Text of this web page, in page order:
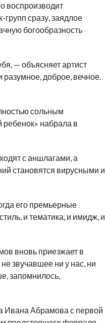
воспроизводит
групп сразу, заядлое
богообразность
— объясняет артист
разумное, доброе, вечное.
сольным
набрала в
с аншлагами, а
становятся вирусными и
его премьерные
и тематика, и имидж, и
вновь приезжает в
звучавшее ни у нас, ни
запомнилось,
Ивана Абрамова с первой